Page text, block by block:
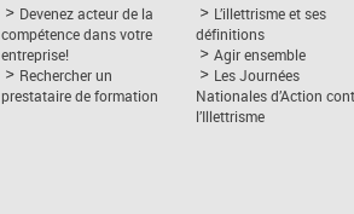
Devenez acteur de la
compétence dans votre
entreprise!
Rechercher un
prestataire de formation
L’illettrisme et ses
définitions
Agir ensemble
Les Journées
Nationales d’Action
l’Illettrisme